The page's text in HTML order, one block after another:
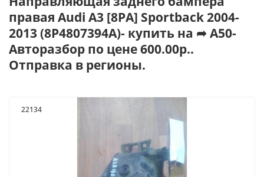
правая Audi A3 [8PA] Sportback 2004-
2013 (8P4807394A)- купить на ➦ А50-
Авторазбор по цене 600.00р..
Отправка в регионы.
22134